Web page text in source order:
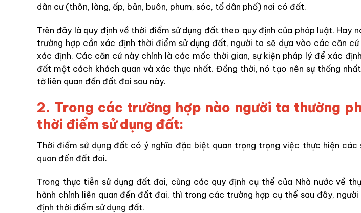
dân cư (thôn, làng, ấp, bản, buôn, phum, sóc, tổ dân phố) nơi có đất.
Trên đây là quy định về thời điểm sử dụng đất theo quy định của pháp luật. Hay
trường hợp cần xác định thời điểm sử dụng đất, người ta sẽ dựa vào các căn
xác định. Các căn cứ này chính là các mốc thời gian, sự kiện pháp lý để xác
đất một cách khách quan và xác thực nhất. Đồng thời, nó tạo nên sự thống
tờ liên quan đến đất đai sau này.
2. Trong các trường hợp nào người ta thường
thời điểm sử dụng đất:
Thời điểm sử dụng đất có ý nghĩa đặc biệt quan trọng trọng việc thực hiện các
quan đến đất đai.
Trong thực tiễn sử dụng đất đai, cùng các quy định cụ thể của Nhà nước về
hành chính liên quan đến đất đai, thì trong các trường hợp cụ thể sau đây,
định thời điểm sử dụng đất.